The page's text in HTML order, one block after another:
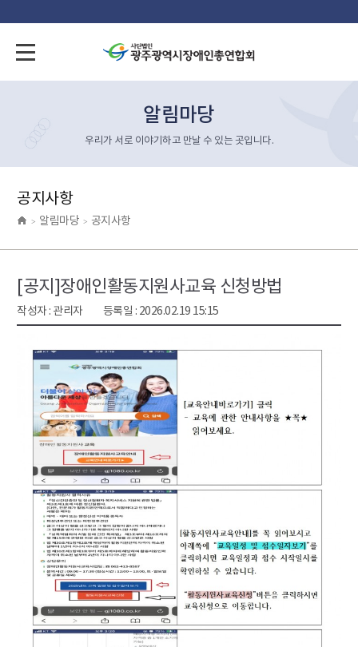
알림마당
우리가 서로 이야기하고 만날 수 있는 곳입니다.
공지사항
> 알림마당 > 공지사항
[공지]장애인활동지원사교육 신청방법
작성자 : 관리자 등록일 : 2026.02.19 15:15